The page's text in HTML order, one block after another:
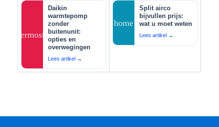
thermostat
Daikin
warmtepomp
zonder
buitenunit:
opties en
overwegingen
Lees artikel →
home
Split airco
bijvullen prijs:
wat u moet weten
Lees artikel →